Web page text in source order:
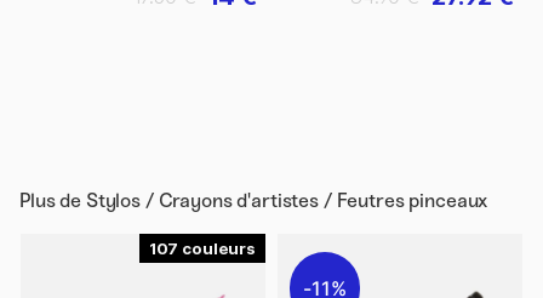
Plus de Stylos / Crayons d'artistes / Feutres pinceaux
107
11%